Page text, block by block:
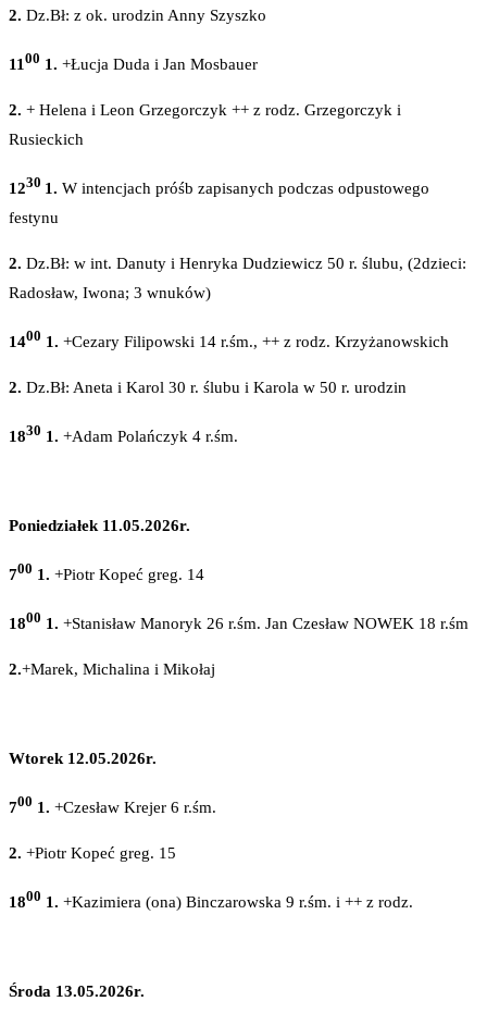
2. Dz.Bł: z ok. urodzin Anny Szyszko
1100 1. +Łucja Duda i Jan Mosbauer
2. + Helena i Leon Grzegorczyk ++ z rodz. Grzegorczyk i
Rusieckich
1230 1. W intencjach próśb zapisanych podczas odpustowego
festynu
2. Dz.Bł: w int. Danuty i Henryka Dudziewicz 50 r. ślubu, (2dzieci:
Radosław, Iwona; 3 wnuków)
1400 1. +Cezary Filipowski 14 r.śm., ++ z rodz. Krzyżanowskich
2. Dz.Bł: Aneta i Karol 30 r. ślubu i Karola w 50 r. urodzin
1830 1. +Adam Polańczyk 4 r.śm.
Poniedziałek 11.05.2026r.
700 1. +Piotr Kopeć greg. 14
1800 1. +Stanisław Manoryk 26 r.śm. Jan Czesław NOWEK 18 r.śm
2.+Marek, Michalina i Mikołaj
Wtorek 12.05.2026r.
700 1. +Czesław Krejer 6 r.śm.
2. +Piotr Kopeć greg. 15
1800 1. +Kazimiera (ona) Binczarowska 9 r.śm. i ++ z rodz.
Środa 13.05.2026r.